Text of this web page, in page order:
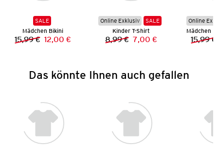
SALE
Mädchen Bikini
Vorheriger Preis:
15,99 € Neuer Preis:
12,00 €
Online Exklusiv
SALE
Kinder T-Shirt
Vorheriger Preis:
8,99 € Neuer Preis:
7,00 €
Online
15,99 €
Das könnte Ihnen auch gefallen